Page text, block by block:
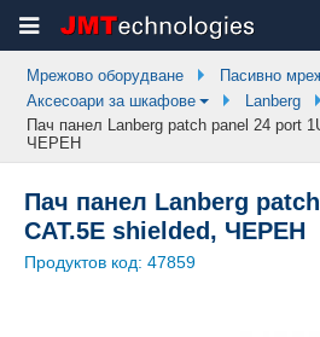
Мрежово оборудване
Пасивно
Аксесоари за шкафове
Lanberg
Пач панел Lanberg patch panel 24 port
ЧЕРЕН
Пач панел Lanberg
CAT.5E shielded, ЧЕРЕН
Продуктов код: 47859